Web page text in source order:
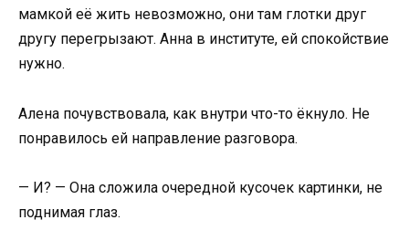
мамкой её жить невозможно, они там глотки друг
другу перегрызают. Анна в институте, ей спокойствие
нужно.
Алена почувствовала, как внутри что-то ёкнуло. Не
понравилось ей направление разговора.
— И? — Она сложила очередной кусочек картинки, не
поднимая глаз.